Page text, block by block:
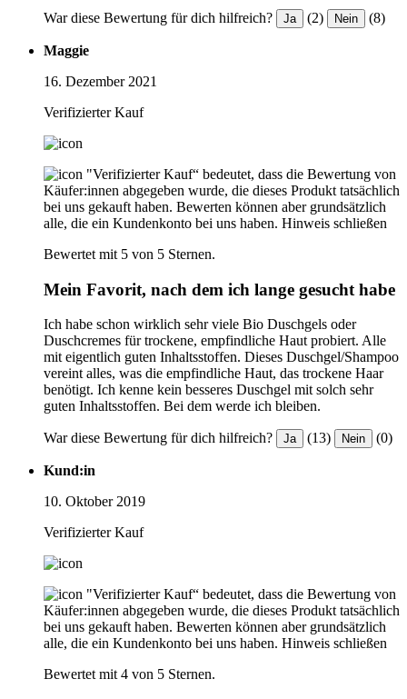
War diese Bewertung für dich hilfreich? Ja (2) Nein (8)
Maggie
16. Dezember 2021
Verifizierter Kauf
"Verifizierter Kauf“ bedeutet, dass die Bewertung von
Käufer:innen abgegeben wurde, die dieses Produkt tatsächlich
bei uns gekauft haben. Bewerten können aber grundsätzlich
alle, die ein Kundenkonto bei uns haben. Hinweis schließen
Bewertet mit 5 von 5 Sternen.
Mein Favorit, nach dem ich lange gesucht habe
Ich habe schon wirklich sehr viele Bio Duschgels oder
Duschcremes für trockene, empfindliche Haut probiert. Alle
mit eigentlich guten Inhaltsstoffen. Dieses Duschgel/Shampoo
vereint alles, was die empfindliche Haut, das trockene Haar
benötigt. Ich kenne kein besseres Duschgel mit solch sehr
guten Inhaltsstoffen. Bei dem werde ich bleiben.
War diese Bewertung für dich hilfreich? Ja (13) Nein (0)
Kund:in
10. Oktober 2019
Verifizierter Kauf
"Verifizierter Kauf“ bedeutet, dass die Bewertung von
Käufer:innen abgegeben wurde, die dieses Produkt tatsächlich
bei uns gekauft haben. Bewerten können aber grundsätzlich
alle, die ein Kundenkonto bei uns haben. Hinweis schließen
Bewertet mit 4 von 5 Sternen.